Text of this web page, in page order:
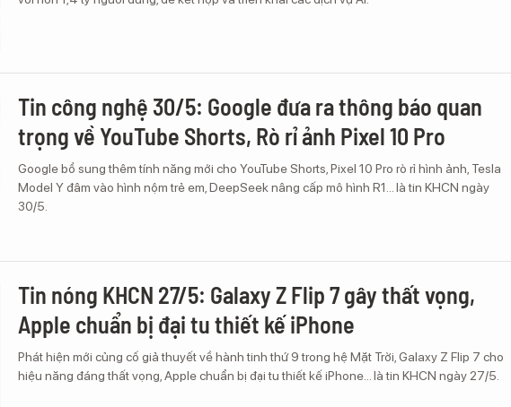
Tin công nghệ 30/5: Google đưa ra thông báo quan
trọng về YouTube Shorts, Rò rỉ ảnh Pixel 10 Pro
Google bổ sung thêm tính năng mới cho YouTube Shorts, Pixel 10 Pro rò rỉ hình ảnh, Tesla
Model Y đâm vào hình nộm trẻ em, DeepSeek nâng cấp mô hình R1... là tin KHCN ngày
30/5.
Tin nóng KHCN 27/5: Galaxy Z Flip 7 gây thất vọng,
Apple chuẩn bị đại tu thiết kế iPhone
Phát hiện mới củng cố giả thuyết về hành tinh thứ 9 trong hệ Mặt Trời, Galaxy Z Flip 7 cho
hiệu năng đáng thất vọng, Apple chuẩn bị đại tu thiết kế iPhone... là tin KHCN ngày 27/5.